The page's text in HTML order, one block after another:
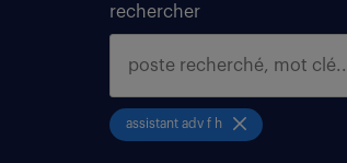
rechercher
assistant adv f h